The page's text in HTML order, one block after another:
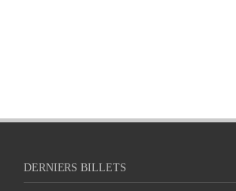
DERNIERS BILLETS